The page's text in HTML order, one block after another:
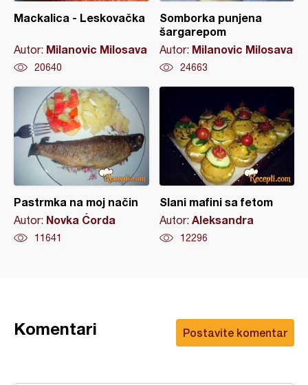
Mackalica - Leskovačka
Autor: Milanovic Milosava
20640
Somborka punjena
šargarepom
Autor: Milanovic Milosava
24663
Pastrmka na moj način
Autor: Novka Ćorda
11641
Slani mafini sa fetom
Autor: Aleksandra
12296
Postavite komentar
Komentari